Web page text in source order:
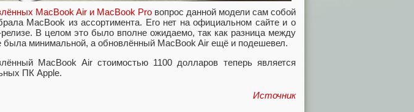
MacBook Air и MacBook Pro вопрос данной модели сам собой
MacBook из ассортимента. Его нет на официальном сайте и о
релизе. В целом это было вполне ожидаемо, так как разница между
была минимальной, а обновлённый MacBook Air ещё и подешевел.
MacBook Air стоимостью 1100 долларов теперь является
ПК Apple.
Источник